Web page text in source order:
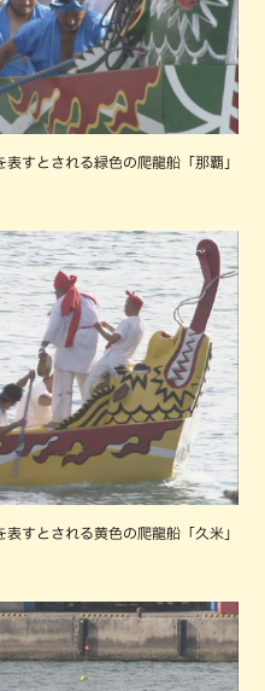
表すとされる緑色の爬龍船「那覇」
表すとされる黄色の爬龍船「久米」